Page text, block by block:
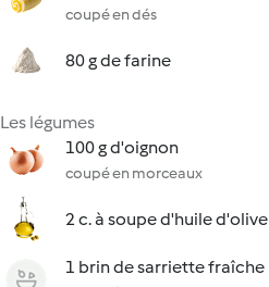
coupé en dés
80 g de farine
Les légumes
100 g d'oignon
coupé en morceaux
2 c. à soupe d'huile d'olive
1 brin de sarriette fraîche